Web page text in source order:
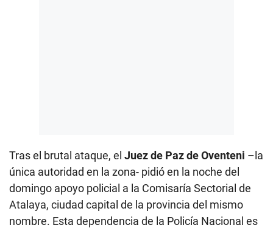
Tras el brutal ataque, el Juez de Paz de Oventeni –la
única autoridad en la zona- pidió en la noche del
domingo apoyo policial a la Comisaría Sectorial de
Atalaya, ciudad capital de la provincia del mismo
nombre. Esta dependencia de la Policía Nacional es